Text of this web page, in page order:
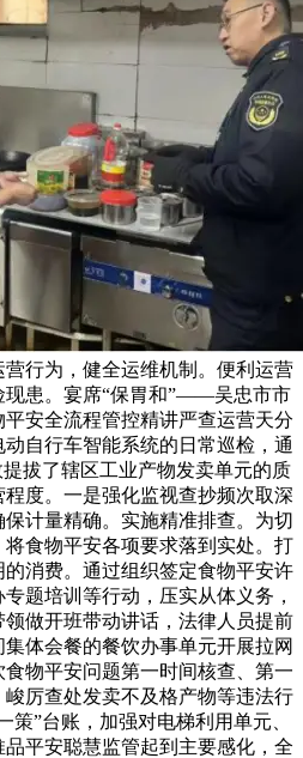
行为，健全运维机制。便利运营
现患。宴席“保胃和”——吴忠市市
安全流程管控精讲严查运营天分
自行车智能系统的日常巡检，通
拔了辖区工业产物发卖单元的质
度。一是强化监视查抄频次取深
计量精确。实施精准排查。为切
食物平安各项要求落到实处。打
消费。通过组织签定食物平安许
题培训等行动，压实从体义务，
做开班带动讲话，法律人员提前
体会餐的餐饮办事单元开展拉网
物平安问题第一时间核查、第一
厉查处发卖不及格产物等违法行
策”台账，加强对电梯利用单元、
平安聪慧监管起到主要感化，全